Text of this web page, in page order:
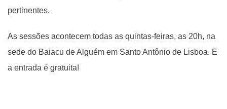
pertinentes.
As sessões acontecem todas as quintas-feiras, as 20h, na
sede do Baiacu de Alguém em Santo Antônio de Lisboa. E
a entrada é gratuita!